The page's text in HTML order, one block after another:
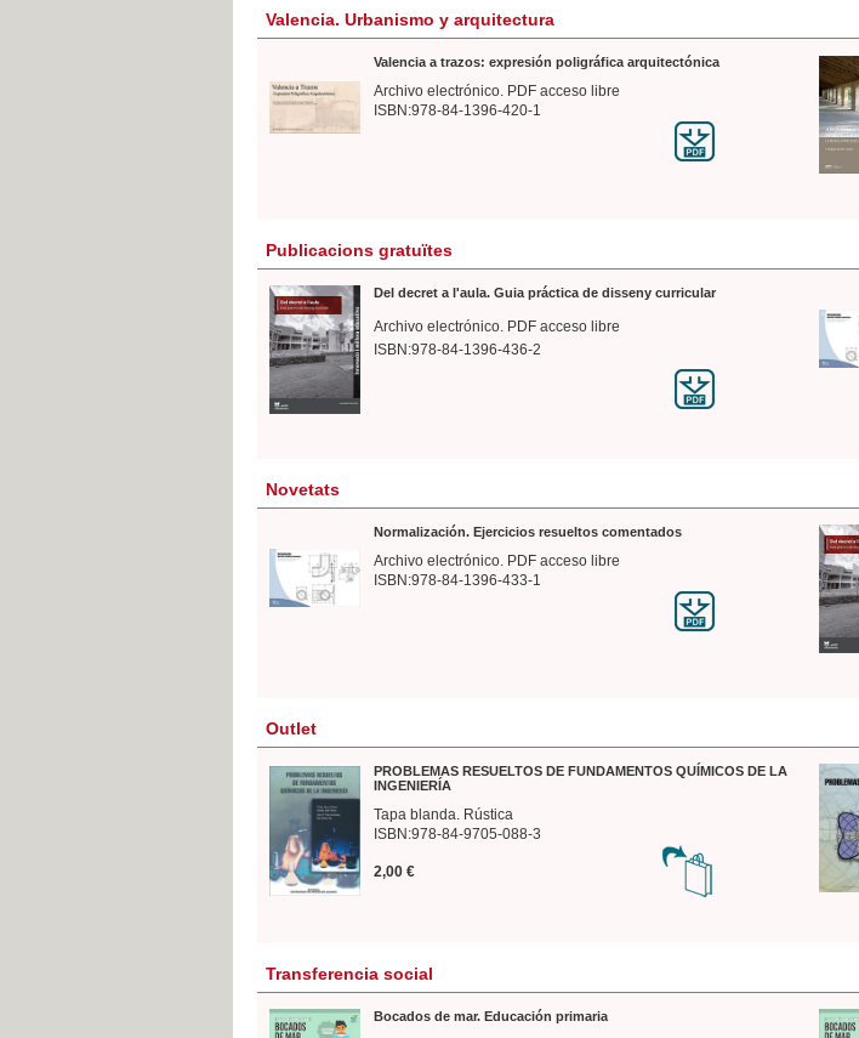
Valencia. Urbanismo y arquitectura
Valencia a trazos: expresión poligráfica arquitectónica
Archivo electrónico. PDF acceso libre
ISBN:978-84-1396-420-1
Publicacions gratuïtes
Del decret a l'aula. Guia práctica de disseny curricular
Archivo electrónico. PDF acceso libre
ISBN:978-84-1396-436-2
Novetats
Normalización. Ejercicios resueltos comentados
Archivo electrónico. PDF acceso libre
ISBN:978-84-1396-433-1
Outlet
PROBLEMAS RESUELTOS DE FUNDAMENTOS QUÍMICOS DE LA
INGENIERÍA
Tapa blanda. Rústica
ISBN:978-84-9705-088-3
2,00 €
Transferencia social
Bocados de mar. Educación primaria